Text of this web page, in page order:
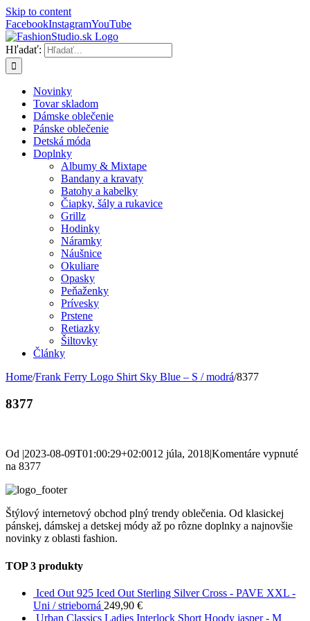
Skip to content
FacebookInstagramYouTube
Hľadať:
Novinky
Tovar skladom
Dámske oblečenie
Pánske oblečenie
Detská móda
Doplnky
Albumy & Mixtape
Bandany a kravaty
Batohy a kabelky
Čiapky, šály a rukavice
Grillz
Hodinky
Náramky
Náušnice
Okuliare
Opasky
Peňaženky
Prívesky
Prstene
Retiazky
Šiltovky
Články
Home/Frank Ferry Logo Shirt Sky Blue – S / modrá/8377
8377
Od |2023-08-09T01:00:29+02:0012 júla, 2018|Komentáre vypnuté
na 8377
Štýlový internetový obchod plný trendy oblečenia. Od klasickej
pánskej, dámskej a detskej módy až po rôzne doplnky a najnovšie
novinky z oblasti fashion.
TOP 3 produkty
Iced Out 925 Iced Out Sterling Silver Cross - PAVE XXL -
Uni / strieborná 249,90 €
Urban Classics Ladies Interlock Short Hoody jasper - M